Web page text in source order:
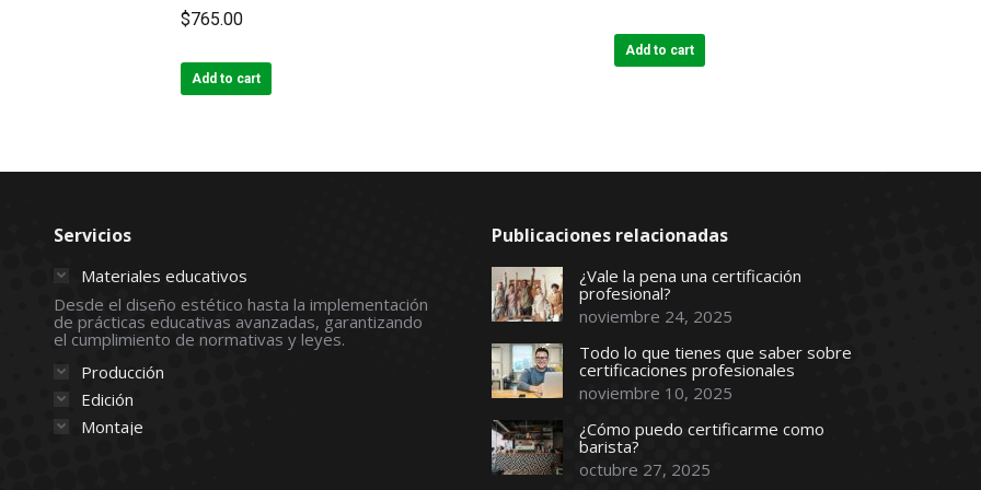
$765.00
Add to cart
was:
Add to cart
Servicios
Materiales educativos
Desde el diseño estético hasta la implementación
de prácticas educativas avanzadas, garantizando
el cumplimiento de normativas y leyes.
Producción
Edición
Montaje
Publicaciones relacionadas
¿Vale la pena una certificación
profesional?
noviembre 24, 2025
Todo lo que tienes que saber sobre
certificaciones profesionales
noviembre 10, 2025
¿Cómo puedo certificarme como
barista?
octubre 27, 2025